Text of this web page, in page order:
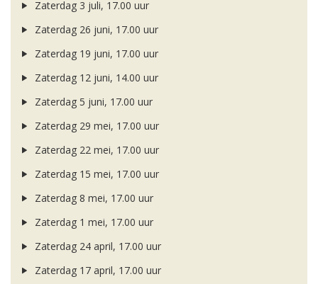
Zaterdag 3 juli, 17.00 uur
Zaterdag 26 juni, 17.00 uur
Zaterdag 19 juni, 17.00 uur
Zaterdag 12 juni, 14.00 uur
Zaterdag 5 juni, 17.00 uur
Zaterdag 29 mei, 17.00 uur
Zaterdag 22 mei, 17.00 uur
Zaterdag 15 mei, 17.00 uur
Zaterdag 8 mei, 17.00 uur
Zaterdag 1 mei, 17.00 uur
Zaterdag 24 april, 17.00 uur
Zaterdag 17 april, 17.00 uur